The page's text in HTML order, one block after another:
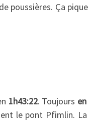
poussières. Ça
1h43:22. Toujours en
le pont Pfimlin.